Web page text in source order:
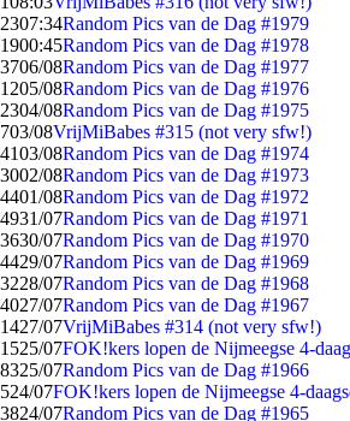
2307:34Random Pics van de Dag #1979
1900:45Random Pics van de Dag #1978
3706/08Random Pics van de Dag #1977
1205/08Random Pics van de Dag #1976
2304/08Random Pics van de Dag #1975
703/08VrijMiBabes #315 (not very sfw!)
4103/08Random Pics van de Dag #1974
3002/08Random Pics van de Dag #1973
4401/08Random Pics van de Dag #1972
4931/07Random Pics van de Dag #1971
3630/07Random Pics van de Dag #1970
4429/07Random Pics van de Dag #1969
3228/07Random Pics van de Dag #1968
4027/07Random Pics van de Dag #1967
1427/07VrijMiBabes #314 (not very sfw!)
1525/07FOK!kers lopen de Nijmeegse 4-
8325/07Random Pics van de Dag #1966
524/07FOK!kers lopen de Nijmeegse 4-
3824/07Random Pics van de Dag #1965